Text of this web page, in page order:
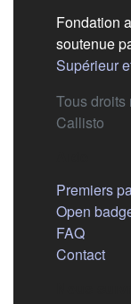
Fondation
soutenue
Supérieur
Tous
Callisto
Premiers
Open
FAQ
Contact